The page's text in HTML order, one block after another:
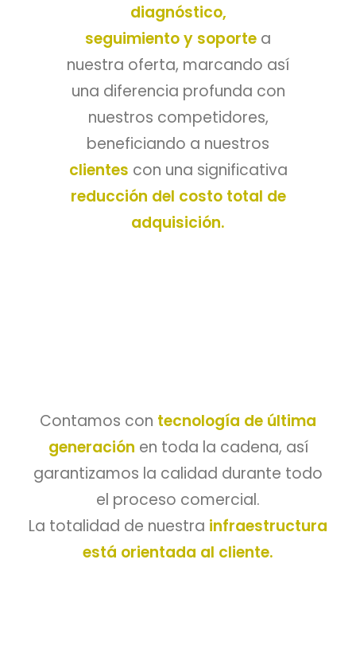
diagnóstico,
seguimiento y soporte a
nuestra oferta, marcando así
una diferencia profunda con
nuestros competidores,
beneficiando a nuestros
clientes con una significativa
reducción del costo total de
adquisición.
Contamos con tecnología de última
generación en toda la cadena, así
garantizamos la calidad durante todo
el proceso comercial.
La totalidad de nuestra infraestructura
está orientada al cliente.